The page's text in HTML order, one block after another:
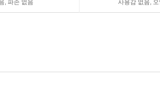
, 파손 없음 사용감 없음,